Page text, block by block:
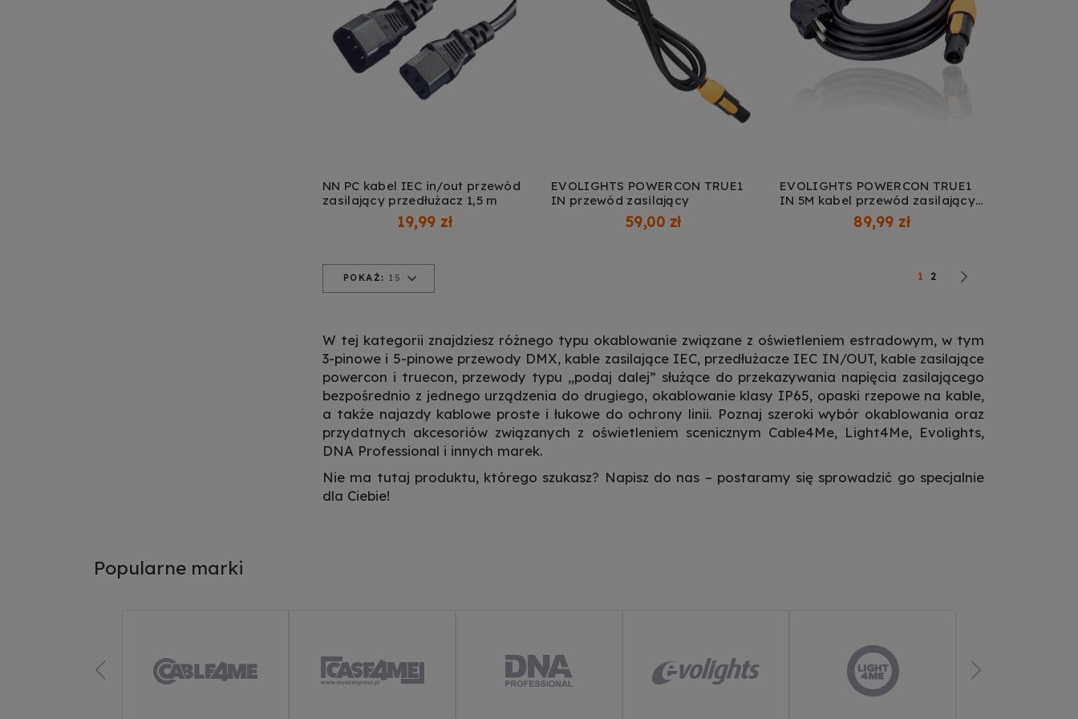
NN PC kabel IEC in/out przewód
zasilający przedłużacz 1,5 m
19,99 zł
EVOLIGHTS POWERCON TRUE1
IN przewód zasilający
59,00 zł
EVOLIGHTS POWERCON TRUE1
IN 5M kabel przewód zasilający
do oświetlenia nagłośnienia
3x2,0 mm² wtyczka typu F
89,99 zł
DODAJ DO KOSZYKA
Strona
Obecnie czytasz stronę
1 Strona
2
POKAŻ: 15
W tej kategorii znajdziesz różnego typu okablowanie związane z oświetleniem estradowym, w tym
3-pinowe i 5-pinowe przewody DMX, kable zasilające IEC, przedłużacze IEC IN/OUT, kable zasilające
powercon i truecon, przewody typu „podaj dalej” służące do przekazywania napięcia zasilającego
bezpośrednio z jednego urządzenia do drugiego, okablowanie klasy IP65, opaski rzepowe na kable,
a także najazdy kablowe proste i łukowe do ochrony linii. Poznaj szeroki wybór okablowania oraz
przydatnych akcesoriów związanych z oświetleniem scenicznym Cable4Me, Light4Me, Evolights,
DNA Professional i innych marek.
Nie ma tutaj produktu, którego szukasz? Napisz do nas – postaramy się sprowadzić go specjalnie
dla Ciebie!
Popularne marki